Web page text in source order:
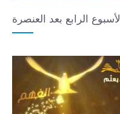
الأسبوع الرابع بعد العنصرة